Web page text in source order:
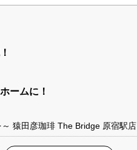
ームに！
猿田彦珈琲 The Bridge 原宿駅店